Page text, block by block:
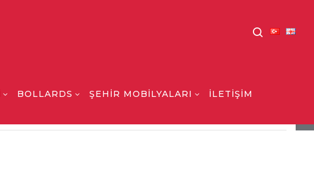
BOLLARDS ŞEHİR MOBİLYALARI İLETİŞİM